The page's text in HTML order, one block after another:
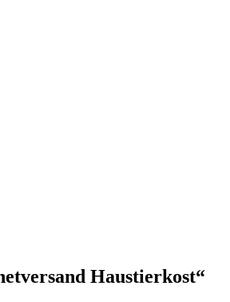
Haustierkost“